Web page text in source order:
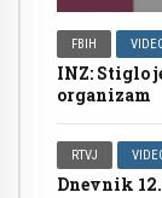
FBIH
INZ: Stiglo
organizam
RTVJ
Dnevnik